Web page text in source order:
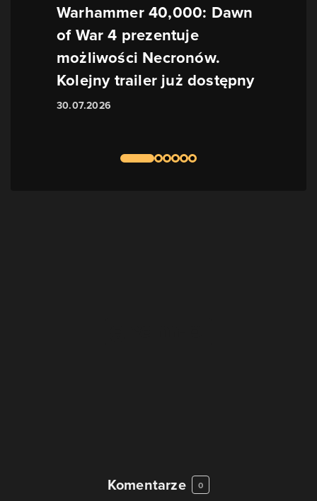
Warhammer 40,000: Dawn
of War 4 prezentuje
możliwości Necronów.
Kolejny trailer już dostępny
30.07.2026
Komentarze 0